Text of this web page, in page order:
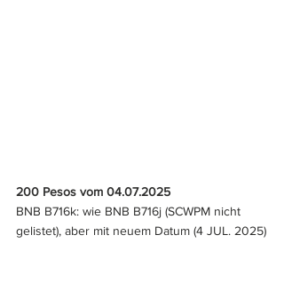
200 Pesos vom 04.07.2025
BNB B716k: wie BNB B716j (SCWPM nicht
gelistet), aber mit neuem Datum (4 JUL. 2025)